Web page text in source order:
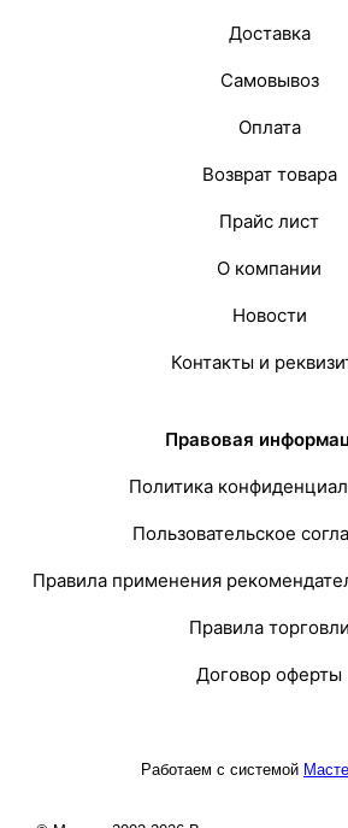
Доставка
Самовывоз
Оплата
Возврат товара
Прайс лист
О компании
Новости
Контакты и
Правовая
Политика
Пользовательское
Правила применения
Правила торговли
Договор оферты
Работаем с системой